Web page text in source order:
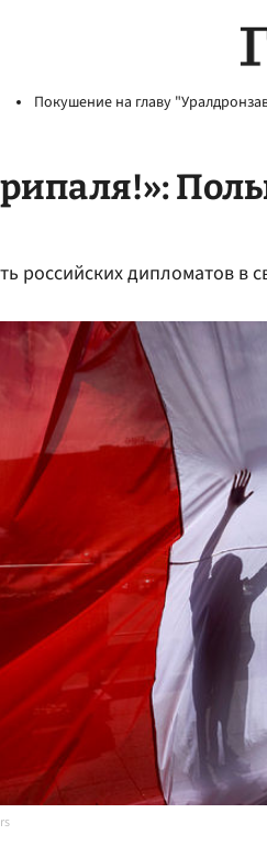
Покушение на главу
российских дипломатов в